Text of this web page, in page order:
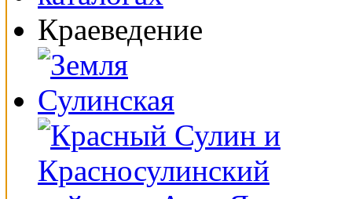
Краеведение